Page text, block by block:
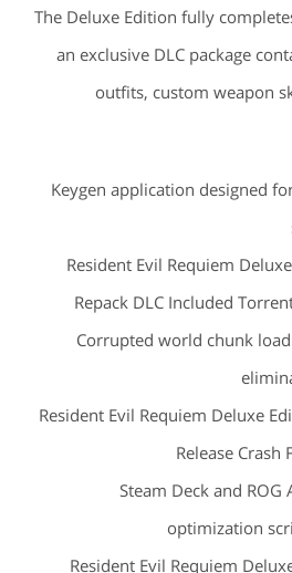
The Deluxe Edition fully
an exclusive DLC package
outfits, custom weapon
Keygen application designed
Resident Evil Requiem
Repack DLC Included
Corrupted world chunk
Resident Evil Requiem Deluxe
Release Crash
Steam Deck and
optimization
Resident Evil Requiem